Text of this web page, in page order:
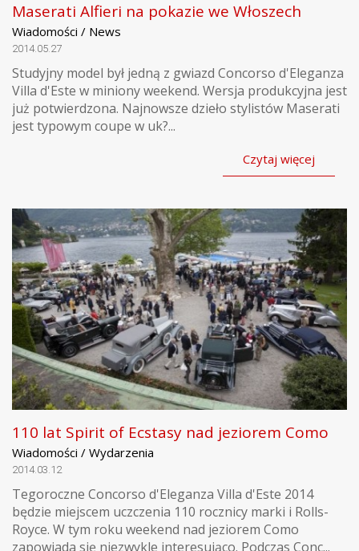
Maserati Alfieri na pokazie we Włoszech
Wiadomości / News
2014.05.27
Studyjny model był jedną z gwiazd Concorso d'Eleganza
Villa d'Este w miniony weekend. Wersja produkcyjna jest
już potwierdzona. Najnowsze dzieło stylistów Maserati
jest typowym coupe w uk?...
Czytaj więcej
110 lat Spirit of Ecstasy nad jeziorem Como
Wiadomości / Wydarzenia
2014.03.12
Tegoroczne Concorso d'Eleganza Villa d'Este 2014
będzie miejscem uczczenia 110 rocznicy marki i Rolls-
Royce. W tym roku weekend nad jeziorem Como
zapowiada się niezwykle interesująco. Podczas Conc...